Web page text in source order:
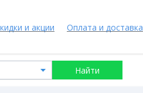
и акции Оплата и доставка